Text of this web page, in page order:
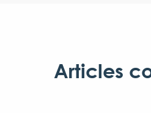
Articles